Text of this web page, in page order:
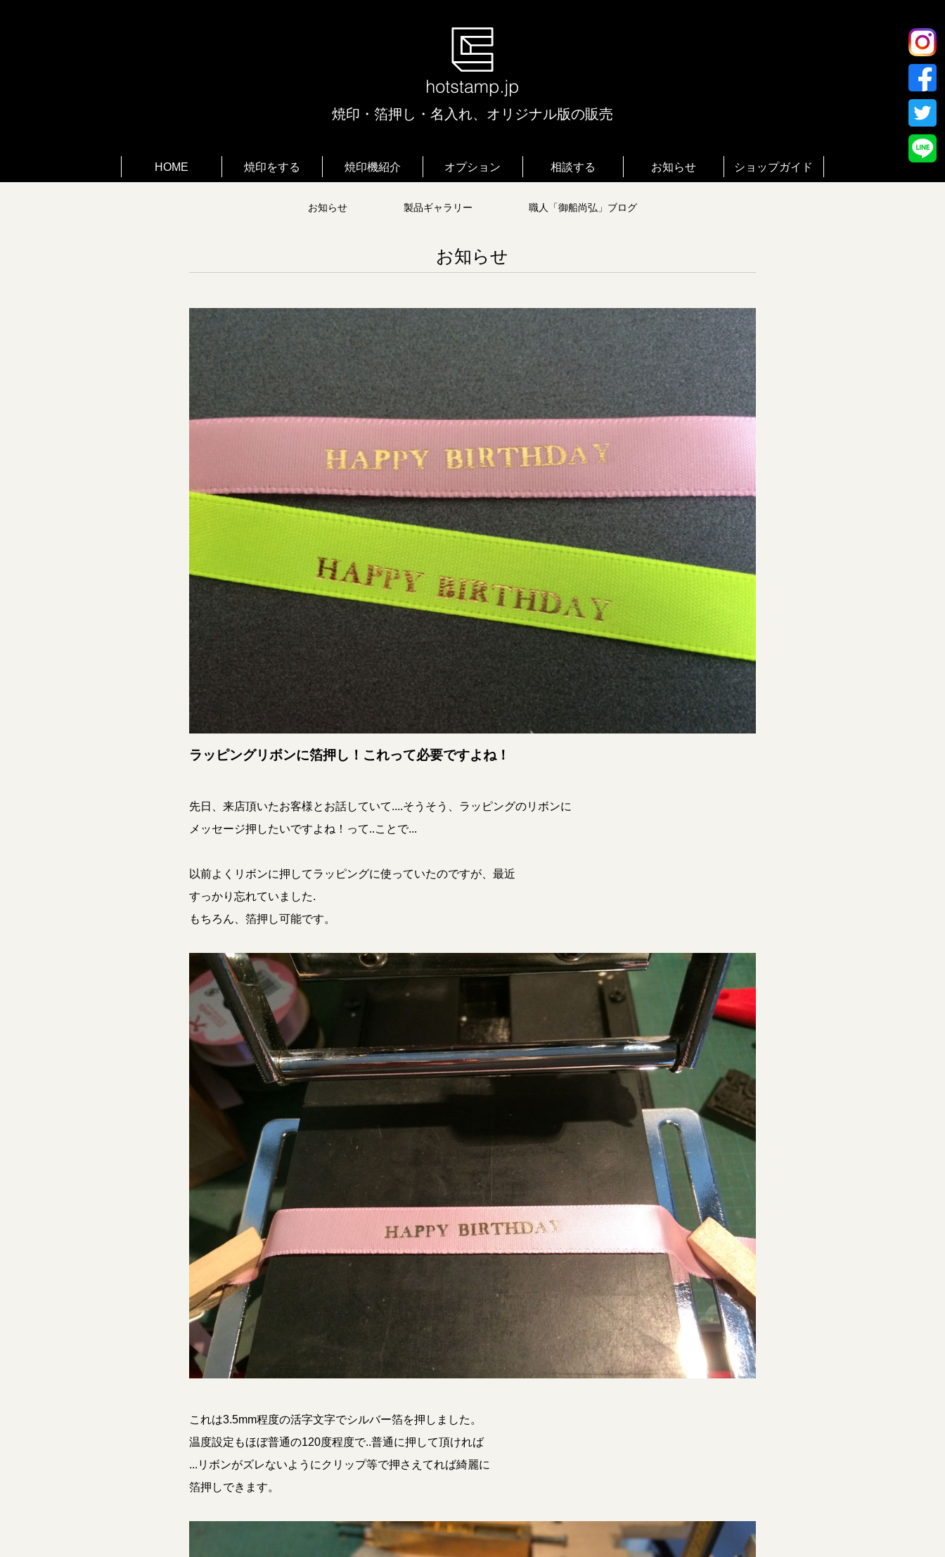
焼印・箔押し・名入れ、オリジナル版の販売
HOME 焼印をする 焼印機紹介 オプション 相談する お知らせ ショップガイド
お知らせ 製品ギャラリー 職人「御船尚弘」ブログ
お知らせ
ラッピングリボンに箔押し！これって必要ですよね！
先日、来店頂いたお客様とお話していて....そうそう、ラッピングのリボンに
メッセージ押したいですよね！って..ことで...
以前よくリボンに押してラッピングに使っていたのですが、最近
すっかり忘れていました.
もちろん、箔押し可能です。
これは3.5mm程度の活字文字でシルバー箔を押しました。
温度設定もほぼ普通の120度程度で..普通に押して頂ければ
...リボンがズレないようにクリップ等で押さえてれば綺麗に
箔押しできます。